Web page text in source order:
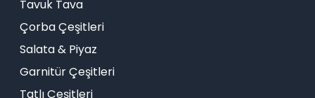
Tavuk Tava
Çorba Çeşitleri
Salata & Piyaz
Garnitür Çeşitleri
Tatlı Çeşitleri